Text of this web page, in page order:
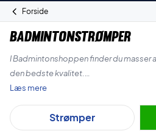
Forside
Badmintonstrømper
I Badmintonshoppen finder du
den bedste kvalitet.
de førende mærker som RSL, Forza,
Læs mere
Strømper